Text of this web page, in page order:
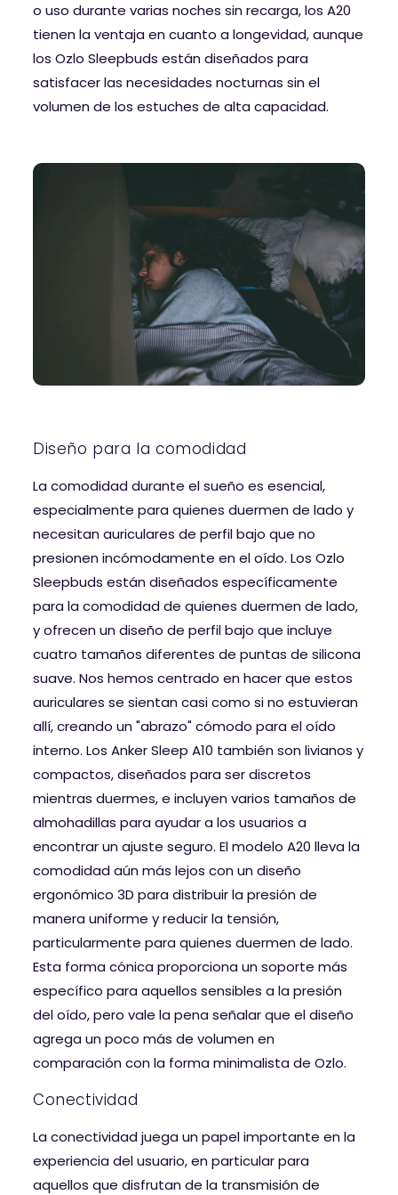
o uso durante varias noches sin recarga, los A20
tienen la ventaja en cuanto a longevidad, aunque
los Ozlo Sleepbuds están diseñados para
satisfacer las necesidades nocturnas sin el
volumen de los estuches de alta capacidad.
Diseño para la comodidad
La comodidad durante el sueño es esencial,
especialmente para quienes duermen de lado y
necesitan auriculares de perfil bajo que no
presionen incómodamente en el oído. Los Ozlo
Sleepbuds están diseñados específicamente
para la comodidad de quienes duermen de lado,
y ofrecen un diseño de perfil bajo que incluye
cuatro tamaños diferentes de puntas de silicona
suave. Nos hemos centrado en hacer que estos
auriculares se sientan casi como si no estuvieran
allí, creando un "abrazo" cómodo para el oído
interno. Los Anker Sleep A10 también son livianos y
compactos, diseñados para ser discretos
mientras duermes, e incluyen varios tamaños de
almohadillas para ayudar a los usuarios a
encontrar un ajuste seguro. El modelo A20 lleva la
comodidad aún más lejos con un diseño
ergonómico 3D para distribuir la presión de
manera uniforme y reducir la tensión,
particularmente para quienes duermen de lado.
Esta forma cónica proporciona un soporte más
específico para aquellos sensibles a la presión
del oído, pero vale la pena señalar que el diseño
agrega un poco más de volumen en
comparación con la forma minimalista de Ozlo.
Conectividad
La conectividad juega un papel importante en la
experiencia del usuario, en particular para
aquellos que disfrutan de la transmisión de